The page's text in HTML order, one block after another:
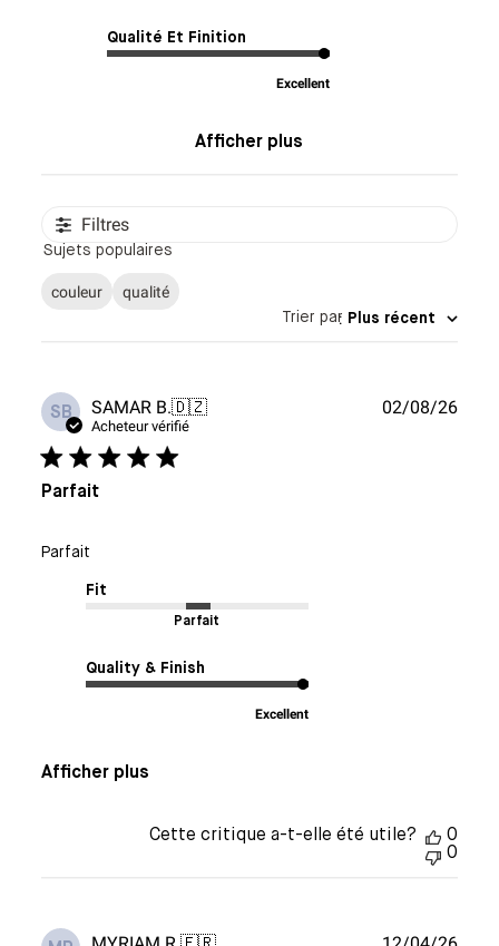
Qualité Et Finition
Excellent
Afficher plus
Filtres
Sujets populaires
couleur qualité
Trier par: Plus récent
SB SAMAR B.🇩🇿
Acheteur vérifié
Parfait
Parfait
Fit
Parfait
Quality & Finish
Excellent
Afficher plus
Date
02/08/26
Cette critique a-t-elle été utile?
0
0